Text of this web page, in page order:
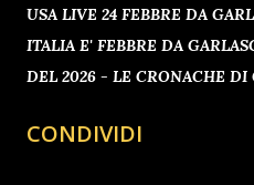
USA LIVE 24 FEBBRE DA
ITALIA E' FEBBRE DA
DEL 2026 - LE CRONACHE DI
CONDIVIDI